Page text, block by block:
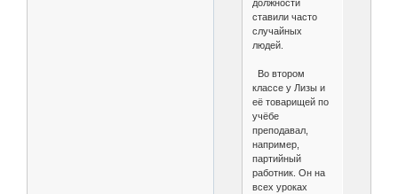
должности
ставили часто
случайных
людей.
Во втором
классе у Лизы и
её товарищей по
учёбе
преподавал,
например,
партийный
работник. Он на
всех уроках